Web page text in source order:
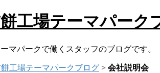
工場テーマパーク
マパークで働くスタッフのブログです。
工場テーマパークブログ > 会社説明会